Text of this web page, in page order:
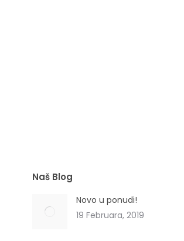
Naš Blog
Novo u ponudi!
19 Februara, 2019